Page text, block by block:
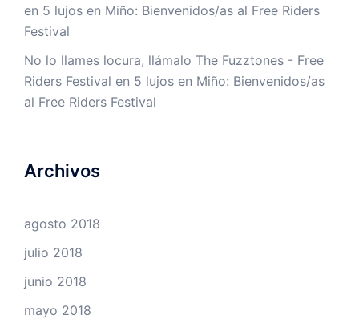
en 5 lujos en Miño: Bienvenidos/as al Free Riders
Festival
No lo llames locura, llámalo The Fuzztones - Free
Riders Festival en 5 lujos en Miño: Bienvenidos/as
al Free Riders Festival
Archivos
agosto 2018
julio 2018
junio 2018
mayo 2018